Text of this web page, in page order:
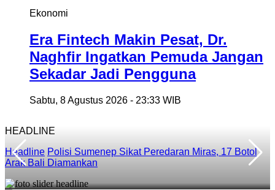
Ekonomi
Era Fintech Makin Pesat, Dr.
Naghfir Ingatkan Pemuda Jangan
Sekadar Jadi Pengguna
Sabtu, 8 Agustus 2026 - 23:33 WIB
HEADLINE
Headline Polisi Sumenep Sikat Peredaran Miras, 17 Botol
Arak Bali Diamankan